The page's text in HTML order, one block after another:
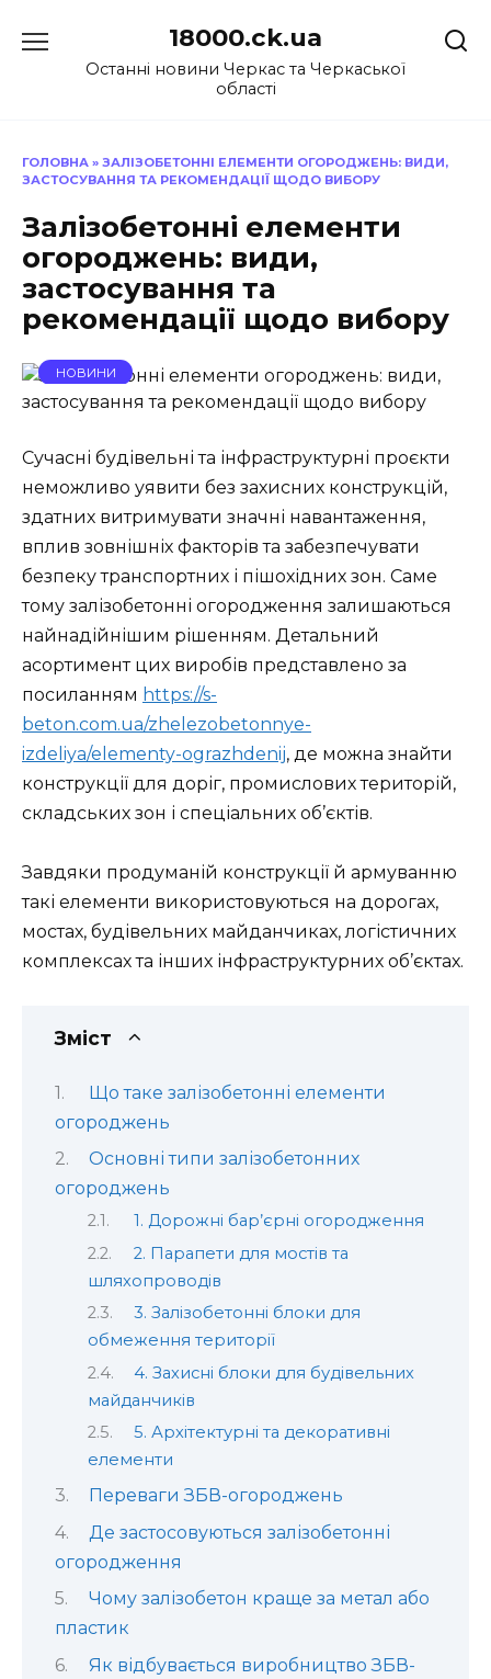
до
18000.ck.ua
Останні новини Черкас та Черкаської
області
ГОЛОВНА » ЗАЛІЗОБЕТОННІ ЕЛЕМЕНТИ ОГОРОДЖЕНЬ: ВИДИ,
ЗАСТОСУВАННЯ ТА РЕКОМЕНДАЦІЇ ЩОДО ВИБОРУ
Залізобетонні елементи
огороджень: види,
застосування та
рекомендації щодо вибору
НОВИНИ
Сучасні будівельні та інфраструктурні проєкти
неможливо уявити без захисних конструкцій,
здатних витримувати значні навантаження,
вплив зовнішніх факторів та забезпечувати
безпеку транспортних і пішохідних зон. Саме
тому залізобетонні огородження залишаються
найнадійнішим рішенням. Детальний
асортимент цих виробів представлено за
посиланням https://s-
beton.com.ua/zhelezobetonnye-
izdeliya/elementy-ograzhdenij, де можна знайти
конструкції для доріг, промислових територій,
складських зон і спеціальних об’єктів.
Завдяки продуманій конструкції й армуванню
такі елементи використовуються на дорогах,
мостах, будівельних майданчиках, логістичних
комплексах та інших інфраструктурних об’єктах.
Зміст
Що таке залізобетонні елементи
огороджень
Основні типи залізобетонних
огороджень
1. Дорожні бар’єрні огородження
2. Парапети для мостів та
шляхопроводів
3. Залізобетонні блоки для
обмеження території
4. Захисні блоки для будівельних
майданчиків
5. Архітектурні та декоративні
елементи
Переваги ЗБВ-огороджень
Де застосовуються залізобетонні
огородження
Чому залізобетон краще за метал або
пластик
Як відбувається виробництво ЗБВ-